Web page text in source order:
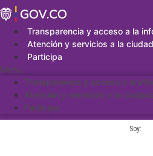
Saltar
al
contenidoTransparencia y acceso a la
Atención y servicios a la
Participa
Menu
Transparencia y acceso a la
Atención y servicios a la
Participa
Soy: